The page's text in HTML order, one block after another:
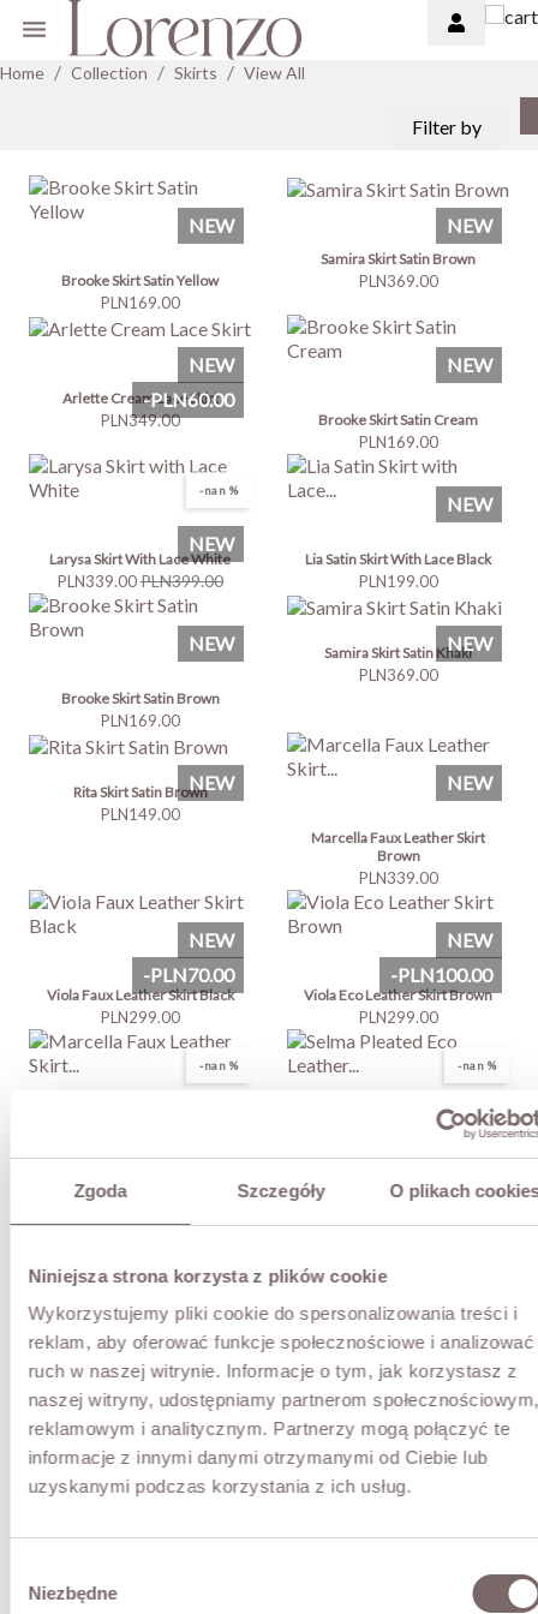
Zgoda Szczegóły O plikach
Niniejsza strona korzysta z plików cookie
Wykorzystujemy pliki cookie do spersonalizowania treści i
reklam, aby oferować funkcje społecznościowe i analizować
ruch w naszej witrynie. Informacje o tym, jak korzystasz z
naszej witryny, udostępniamy partnerom społecznościowym,
reklamowym i analitycznym. Partnerzy mogą połączyć te
informacje z innymi danymi otrzymanymi od Ciebie lub
uzyskanymi podczas korzystania z ich usług.
zgody
Niezbędne

Home Collection Skirts View All
Filter by
Brooke Skirt Satin Yellow
Price
PLN169.00
NEW
Samira Skirt Satin Brown
Price
PLN369.00
NEW
Arlette Cream Lace Skirt
Price
PLN349.00
NEW
Brooke Skirt Satin Cream
Price
PLN169.00
NEW
-nan %
Larysa Skirt With Lace White
Price
PLN339.00Regular
price
PLN399.00
-PLN60.00
NEW
Lia Satin Skirt With Lace Black
Price
PLN199.00
NEW
Brooke Skirt Satin Brown
Price
PLN169.00
NEW Samira Skirt Satin Khaki
Price
PLN369.00
NEW
Rita Skirt Satin Brown
Price
PLN149.00
NEW
Marcella Faux Leather Skirt
Brown
Price
PLN339.00
NEW
Viola Faux Leather Skirt Black
Price
PLN299.00
NEW
Viola Eco Leather Skirt Brown
Price
PLN299.00
NEW
-nan %
-PLN70.00
-nan %
Selma Pleated Eco Leather
price
-PLN100.00
NEW
Adelia Viscose Skirt Black
Price
PLN199.00
-nan %
Brown
PLN249.00
price
PLN399.00
-PLN150.00
Sylvia Satin Skirt With Lace
Black
Price
PLN199.00
NEW
-nan %
Cara Merino Wool Set Cream
Price
PLN659.00
Regular
price
PLN759.00
NEW
Soraya Lace Skirt Black
-PLN50.00
Cara Merino Wool Set Black
NEW